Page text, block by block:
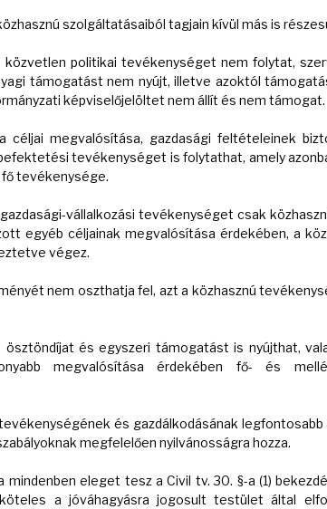
szolgáltatásaiból tagjain kívül más is
politikai tevékenységet nem folytat,
támogatást nem nyújt, illetve azoktól
képviselőjelöltet nem állít és nem támogat.
céljai megvalósítása, gazdasági feltételeinek
tevékenységet is folytathat, amely
tevékenysége.
vállalkozási tevékenységet csak
egyéb céljainak megvalósítása érdekében, a
végez.
nem oszthatja fel, azt a közhasznú
és egyszeri támogatást is nyújthat,
megvalósítása érdekében fő- és
és gazdálkodásának legfontosabb
megfelelően nyilvánosságra hozza.
eleget tesz a Civil tv. 30. §-a (1)
a jóváhagyásra jogosult testület által